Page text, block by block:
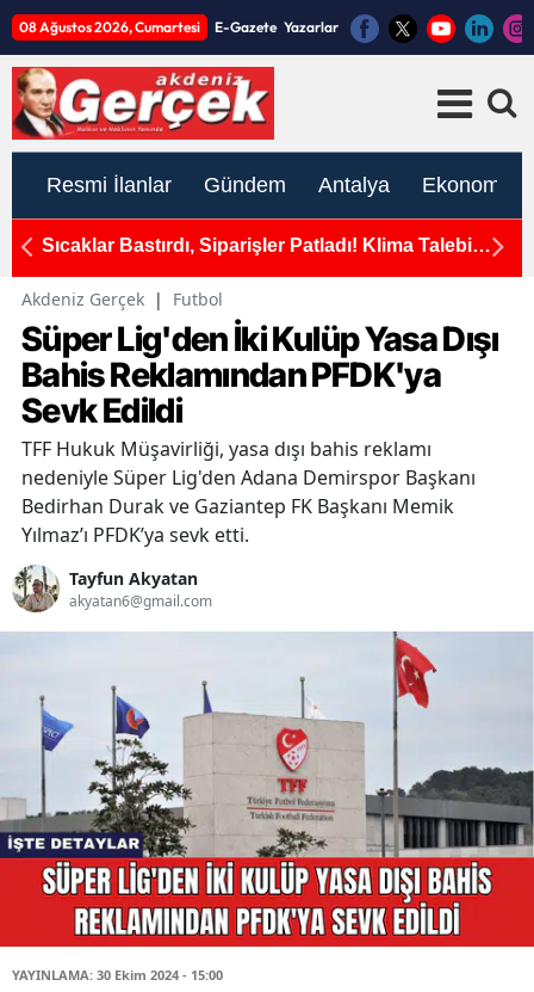
08 Ağustos 2026, Cumartesi E-Gazete Yazarlar
Resmi İlanlar Gündem Antalya Ekonomi
Sıcaklar Bastırdı, Siparişler Patladı! Klima Talebi
Akdeniz Gerçek | Futbol
Süper Lig'den İki Kulüp Yasa Dışı
Bahis Reklamından PFDK'ya
Sevk Edildi
TFF Hukuk Müşavirliği, yasa dışı bahis reklamı
nedeniyle Süper Lig'den Adana Demirspor Başkanı
Bedirhan Durak ve Gaziantep FK Başkanı Memik
Yılmaz’ı PFDK’ya sevk etti.
Tayfun Akyatan
akyatan6@gmail.com
YAYINLAMA: 30 Ekim 2024 - 15:00